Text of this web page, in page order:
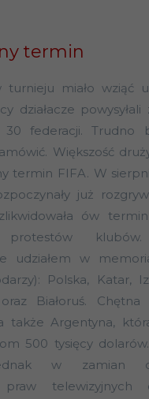
termin
turnieju miało wziąć
działacze powysyłali
federacji. Trudno
Większość
termin FIFA. W
już
ów
klubów.
udziałem w
Polska, Katar,
Białoruś. Chętna
także Argentyna,
500 tysięcy dolarów.
w zamian
praw telewizyjnych